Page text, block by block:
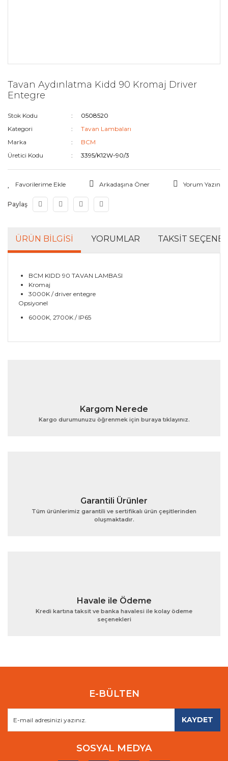
Tavan Aydınlatma Kidd 90 Kromaj Driver
Entegre
Stok Kodu
0508520
Kategori
Tavan Lambaları
Marka
BCM
Üretici Kodu
3395/K12W-90/3
Arkadaşına Öner Yorum Yazın
Paylaş
ÜRÜN BILGISI YORUMLAR TAKSIT
BCM KIDD 90 TAVAN LAMBASI
Kromaj
3000K / driver entegre
Opsiyonel
6000K, 2700K / IP65
Bu ürünün fiyat bilgisi, resim, ürün açıklamalarında ve
Ürün açıklamasında eksik bilgiler bulunuyor.
Gönder
Kargom Nerede
Kargo durumunuzu öğrenmek için buraya tıklayınız.
Garantili Ürünler
Tüm ürünlerimiz garantili ve sertifikalı ürün çeşitlerinden
oluşmaktadır.
Havale ile Ödeme
Kredi kartına taksit ve banka havalesi ile kolay ödeme
seçenekleri
E-BÜLTEN
KAYDET
SOSYAL MEDYA